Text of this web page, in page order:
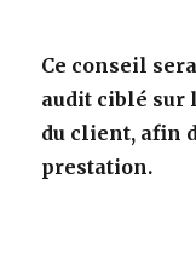
Ce conseil
audit ciblé sur
du client, afin
prestation.